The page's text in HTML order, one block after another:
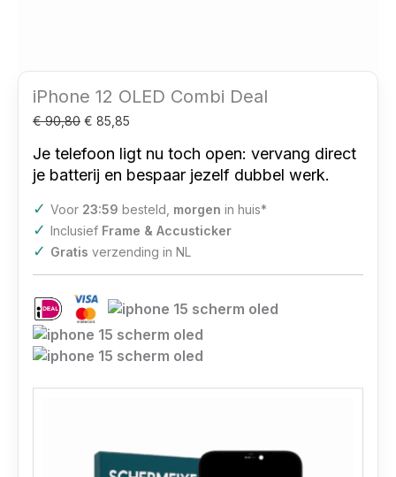
iPhone 12 OLED Combi Deal
€90,80 € 85,85
Je telefoon ligt nu toch open: vervang direct
je batterij en bespaar jezelf dubbel werk.
✓ Voor 23:59 besteld, morgen in huis*
✓ Inclusief Frame & Accusticker
✓ Gratis verzending in NL